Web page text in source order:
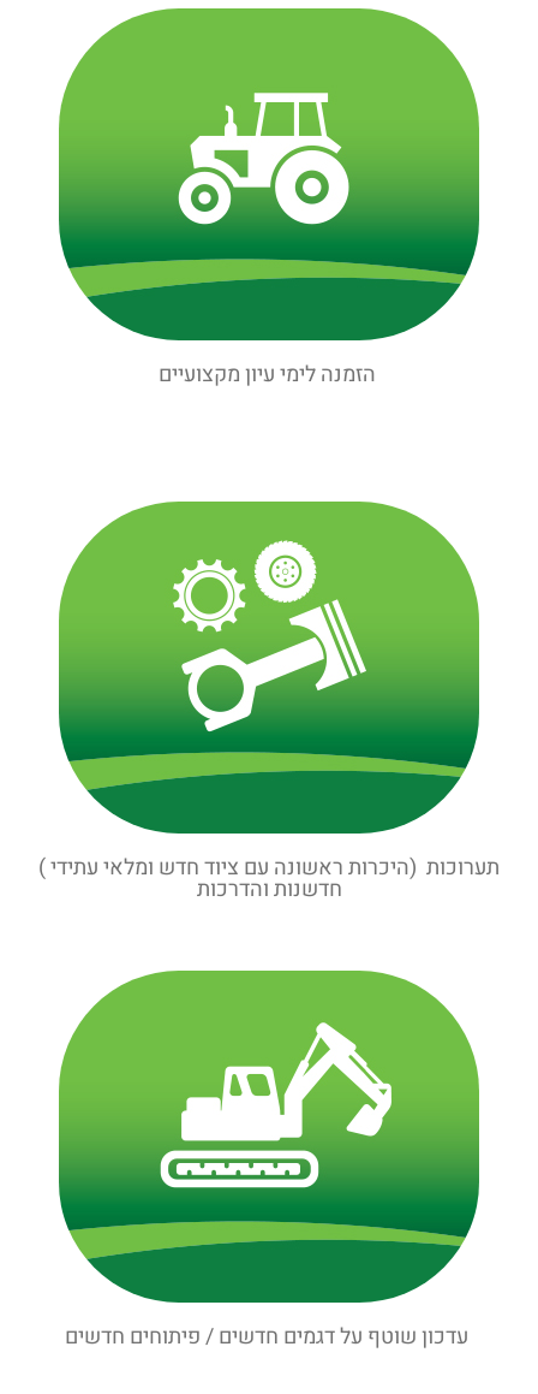
הזמנה לימי עיון מקצועיים
תערוכות (היכרות ראשונה עם ציוד חדש ומלאי עתידי )
חדשנות והדרכות
עדכון שוטף על דגמים חדשים / פיתוחים חדשים